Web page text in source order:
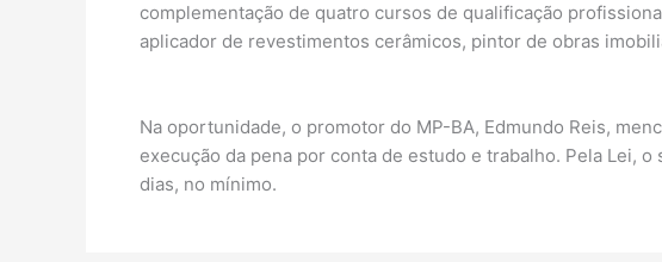
complementação de quatro cursos de qualificação
aplicador de revestimentos cerâmicos, pintor de obras
Na oportunidade, o promotor do MP-BA, Edmundo Reis,
execução da pena por conta de estudo e trabalho. Pela Lei,
dias, no mínimo.